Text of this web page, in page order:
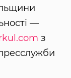
—
з